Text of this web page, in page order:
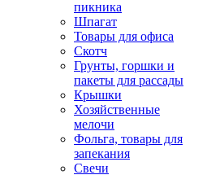
пикника
Шпагат
Товары для офиса
Скотч
Грунты, горшки и
пакеты для рассады
Крышки
Хозяйственные
мелочи
Фольга, товары для
запекания
Свечи